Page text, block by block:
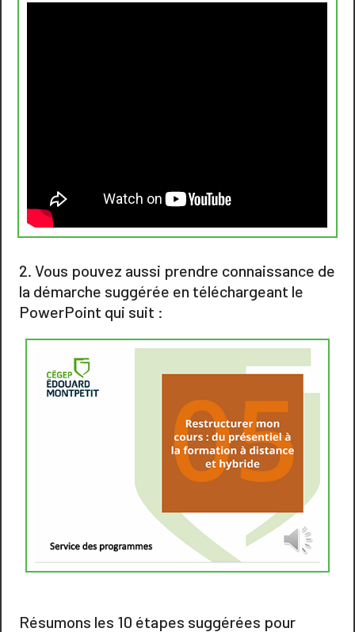
Vous pouvez aussi prendre connaissance de
la démarche suggérée en téléchargeant le
PowerPoint qui suit :
Résumons les 10 étapes suggérées pour